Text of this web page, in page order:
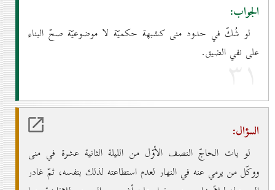
الجواب:
لو شُكّ في حدود منى كشبهة حكميّة لا موضوعيّة صحّ البناء
على نفي الضيق.
۳۱
السؤال:
لو بات الحاجّ النصف الأوّل من الليلة الثانية عشرة في منى
ووكّل من يرمي عنه في النهار لعدم استطاعته لذلك بنفسه، ثمّ غادر